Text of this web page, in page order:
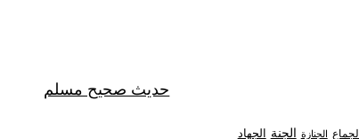
الجماع الجنازة الجنة الجهاد
حديث صحيح مسلم